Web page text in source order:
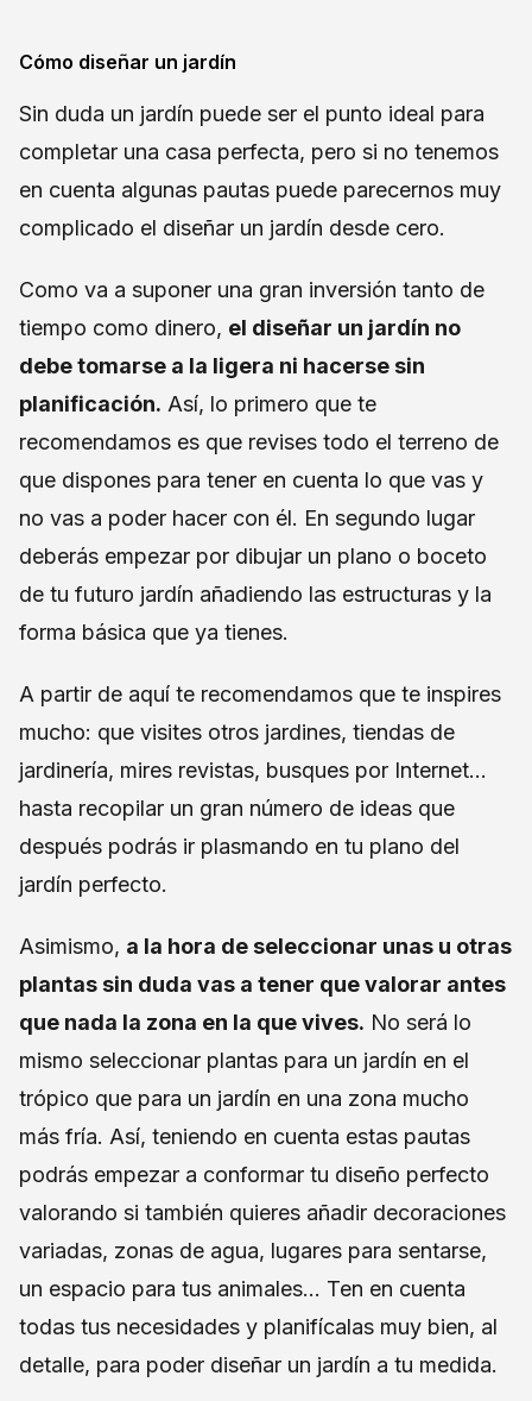
Cómo diseñar un jardín
Sin duda un jardín puede ser el punto ideal para
completar una casa perfecta, pero si no tenemos
en cuenta algunas pautas puede parecernos muy
complicado el diseñar un jardín desde cero.
Como va a suponer una gran inversión tanto de
tiempo como dinero, el diseñar un jardín no
debe tomarse a la ligera ni hacerse sin
planificación. Así, lo primero que te
recomendamos es que revises todo el terreno de
que dispones para tener en cuenta lo que vas y
no vas a poder hacer con él. En segundo lugar
deberás empezar por dibujar un plano o boceto
de tu futuro jardín añadiendo las estructuras y la
forma básica que ya tienes.
A partir de aquí te recomendamos que te inspires
mucho: que visites otros jardines, tiendas de
jardinería, mires revistas, busques por Internet...
hasta recopilar un gran número de ideas que
después podrás ir plasmando en tu plano del
jardín perfecto.
Asimismo, a la hora de seleccionar unas u otras
plantas sin duda vas a tener que valorar antes
que nada la zona en la que vives. No será lo
mismo seleccionar plantas para un jardín en el
trópico que para un jardín en una zona mucho
más fría. Así, teniendo en cuenta estas pautas
podrás empezar a conformar tu diseño perfecto
valorando si también quieres añadir decoraciones
variadas, zonas de agua, lugares para sentarse,
un espacio para tus animales... Ten en cuenta
todas tus necesidades y planifícalas muy bien, al
detalle, para poder diseñar un jardín a tu medida.